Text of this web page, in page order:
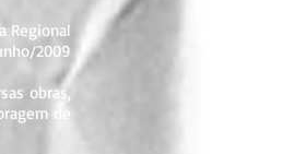
Regional
2009
obras,
de